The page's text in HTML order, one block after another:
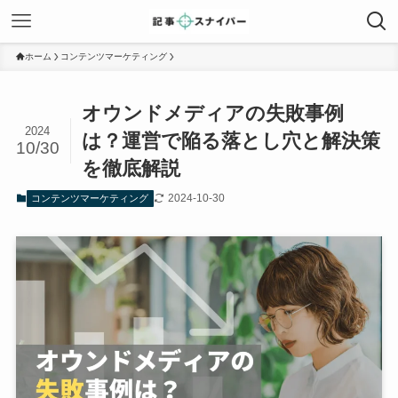
ホーム コンテンツマーケティング
オウンドメディアの失敗事例
は？運営で陥る落とし穴と解決策
を徹底解説
2024
10/30
コンテンツマーケティング 2024-10-30